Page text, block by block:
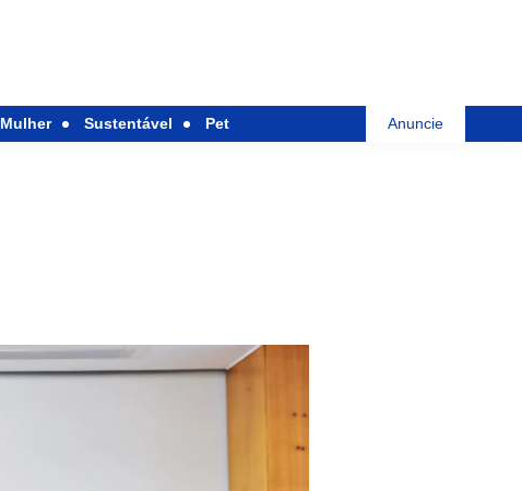
Mulher Sustentável Pet Anuncie